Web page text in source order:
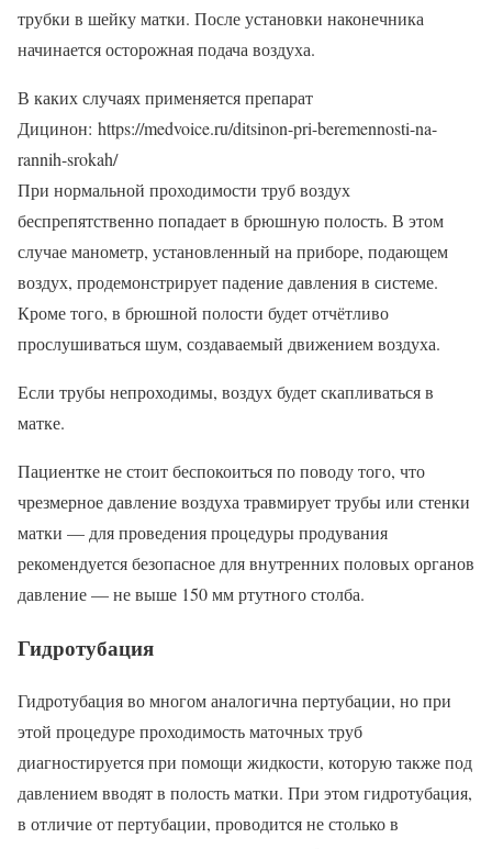
трубки в шейку матки. После установки наконечника
начинается осторожная подача воздуха.
В каких случаях применяется препарат
Дицинон: https://medvoice.ru/ditsinon-pri-beremennosti-na-
rannih-srokah/
При нормальной проходимости труб воздух
беспрепятственно попадает в брюшную полость. В этом
случае манометр, установленный на приборе, подающем
воздух, продемонстрирует падение давления в системе.
Кроме того, в брюшной полости будет отчётливо
прослушиваться шум, создаваемый движением воздуха.
Если трубы непроходимы, воздух будет скапливаться в
матке.
Пациентке не стоит беспокоиться по поводу того, что
чрезмерное давление воздуха травмирует трубы или стенки
матки — для проведения процедуры продувания
рекомендуется безопасное для внутренних половых органов
давление — не выше 150 мм ртутного столба.
Гидротубация
Гидротубация во многом аналогична пертубации, но при
этой процедуре проходимость маточных труб
диагностируется при помощи жидкости, которую также под
давлением вводят в полость матки. При этом гидротубация,
в отличие от пертубации, проводится не столько в